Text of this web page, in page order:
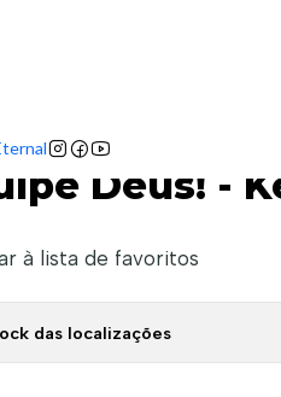
E. Hagin
Deus! -
à lista de favoritos
das localizações